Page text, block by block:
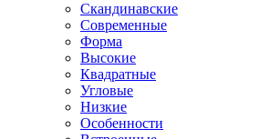
Скандинавские
Современные
Форма
Высокие
Квадратные
Угловые
Низкие
Особенности